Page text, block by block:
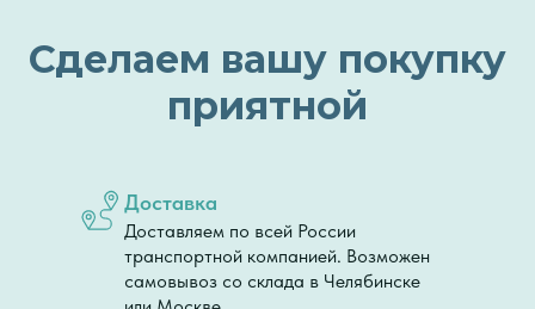
Сделаем вашу покупку
приятной
Доставка
Доставляем по всей России
транспортной компанией. Возможен
самовывоз со склада в Челябинске